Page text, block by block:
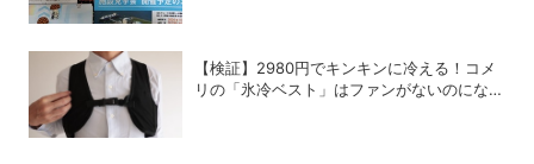
【検証】2980円でキンキンに冷える！コメ
リの「氷冷ベスト」はファンがないのになぜ